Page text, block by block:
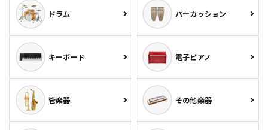
ドラム パーカッション
キーボード 電子ピアノ
管楽器 その他楽器